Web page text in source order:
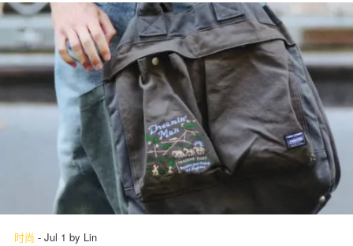
时尚 - Jul 1 by Lin